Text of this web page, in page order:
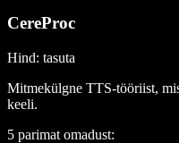
CereProc
Hind: tasuta
Mitmekülgne TTS-tööriist,
keeli.
5 parimat omadust: